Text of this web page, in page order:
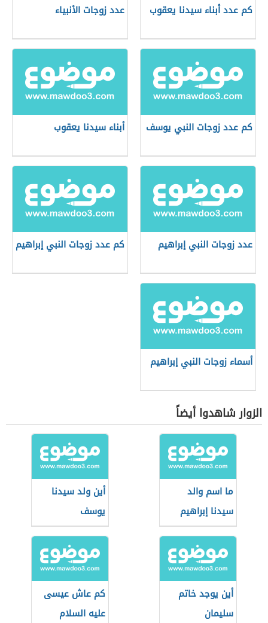
كم عدد أبناء سيدنا يعقوب عدد زوجات الأنبياء
كم عدد زوجات النبي يوسف أبناء سيدنا يعقوب
عدد زوجات النبي إبراهيم كم عدد زوجات النبي إبراهيم
أسماء زوجات النبي إبراهيم
الزوار شاهدوا أيضاً
ما اسم والد
سيدنا إبراهيم
أين ولد سيدنا
يوسف
أين يوجد خاتم
سليمان
كم عاش عيسى
عليه السلام